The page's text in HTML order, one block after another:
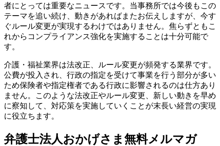
者にとっては重要なニュースです。当事務所では今後もこの
テーマを追い続け、動きがあればまたお伝えしますが、今す
ぐルール変更が実現するわけではありません。焦らずともこ
れからコンプライアンス強化を実施することは十分可能で
す。
介護・福祉業界は法改正、ルール変更が頻発する業界です。
公費が投入され、行政の指定を受けて事業を行う部分が多い
ため保険者や指定権者である行政に影響されるのは仕方あり
ません。このような法改正やルール変更、新しい動きを早め
に察知して、対応策を実施していくことが末長い経営の実現
に役立ちます。
弁護士法人おかげさま無料メルマガ